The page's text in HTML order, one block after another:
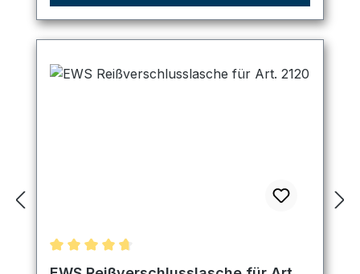
Durchschnittliche Bewertung von 4.67 von 5